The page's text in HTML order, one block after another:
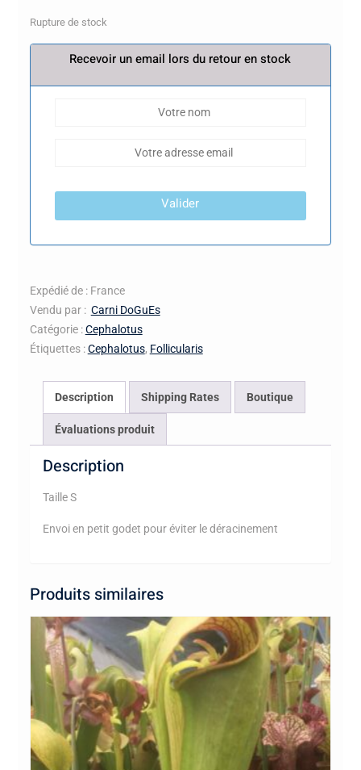
Rupture de stock
Recevoir un email lors du retour en stock
Valider
Expédié de : France
Vendu par : Carni DoGuEs
Catégorie :Cephalotus
Étiquettes :Cephalotus, Follicularis
Description Shipping Rates Boutique
Évaluations produit
Description
Taille S
Envoi en petit godet pour éviter le déracinement
Produits similaires